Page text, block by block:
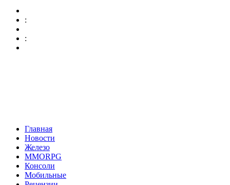
:
:
Главная
Новости
Железо
MMORPG
Консоли
Мобильные